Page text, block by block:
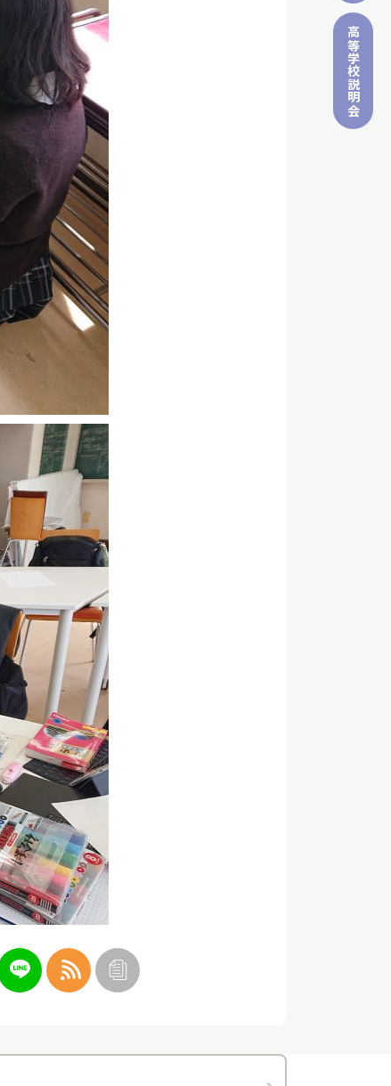
高等学校
説明会